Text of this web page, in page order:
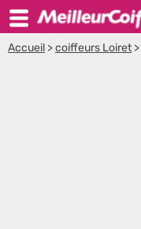
Accueil >coiffeurs Loiret>